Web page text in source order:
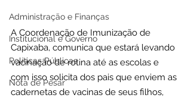
Administração e Finanças
Institucional e Governo
Políticas Públicas
Nota de Pesar
A Coordenação de Imunização de
Capixaba, comunica que estará levando
vacinação de rotina até as escolas e
com isso solicita dos pais que enviem as
cadernetas de vacinas de seus filhos,